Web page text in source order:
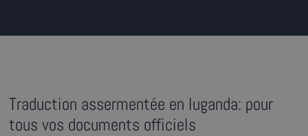
Traduction assermentée en luganda: pour
tous vos documents officiels